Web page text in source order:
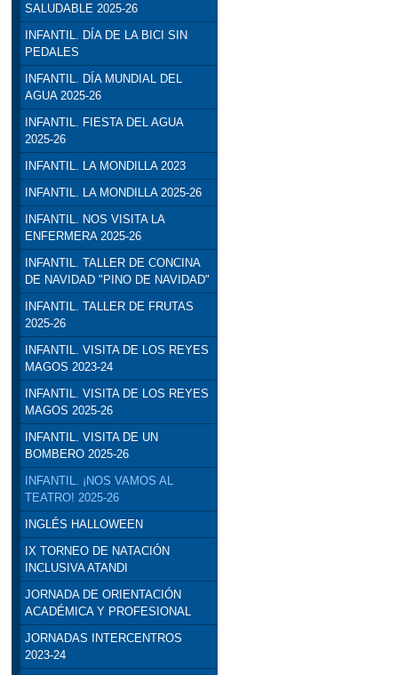
SALUDABLE 2025-26
INFANTIL. DÍA DE LA BICI SIN
PEDALES
INFANTIL. DÍA MUNDIAL DEL
AGUA 2025-26
INFANTIL. FIESTA DEL AGUA
2025-26
INFANTIL. LA MONDILLA 2023
INFANTIL. LA MONDILLA 2025-26
INFANTIL. NOS VISITA LA
ENFERMERA 2025-26
INFANTIL. TALLER DE CONCINA
DE NAVIDAD "PINO DE NAVIDAD"
INFANTIL. TALLER DE FRUTAS
2025-26
INFANTIL. VISITA DE LOS REYES
MAGOS 2023-24
INFANTIL. VISITA DE LOS REYES
MAGOS 2025-26
INFANTIL. VISITA DE UN
BOMBERO 2025-26
INFANTIL. ¡NOS VAMOS AL
TEATRO! 2025-26
INGLÉS HALLOWEEN
IX TORNEO DE NATACIÓN
INCLUSIVA ATANDI
JORNADA DE ORIENTACIÓN
ACADÉMICA Y PROFESIONAL
JORNADAS INTERCENTROS
2023-24